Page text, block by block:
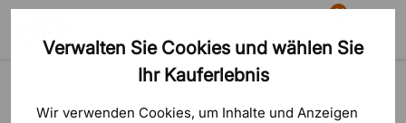
Verwalten Sie Cookies und wählen Sie
Ihr Kauferlebnis
Wir verwenden Cookies, um Inhalte und Anzeigen
Suche
81
Warenkorb
Büroschränke